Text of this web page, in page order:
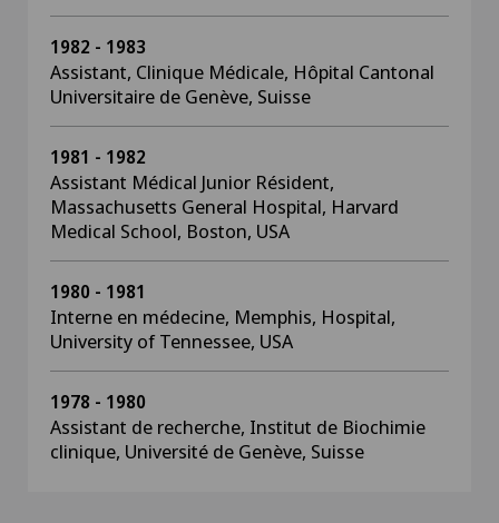
1982 - 1983
Assistant, Clinique Médicale, Hôpital Cantonal
Universitaire de Genève, Suisse
1981 - 1982
Assistant Médical Junior Résident,
Massachusetts General Hospital, Harvard
Medical School, Boston, USA
1980 - 1981
Interne en médecine, Memphis, Hospital,
University of Tennessee, USA
1978 - 1980
Assistant de recherche, Institut de Biochimie
clinique, Université de Genève, Suisse